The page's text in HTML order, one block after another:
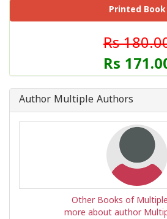
Printed Book
Rs
Rs
Author Multiple Authors
Other Books of
more about author